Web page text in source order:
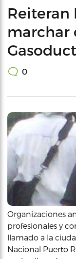
Reiteran
marchar
0
Organizaciones
profesionales y
llamado a la
Nacional Puerto